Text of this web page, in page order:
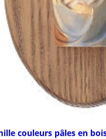
couleurs pâles en